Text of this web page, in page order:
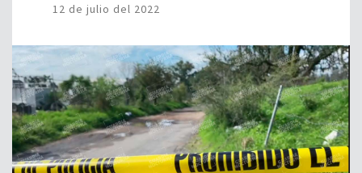
12 de julio del 2022